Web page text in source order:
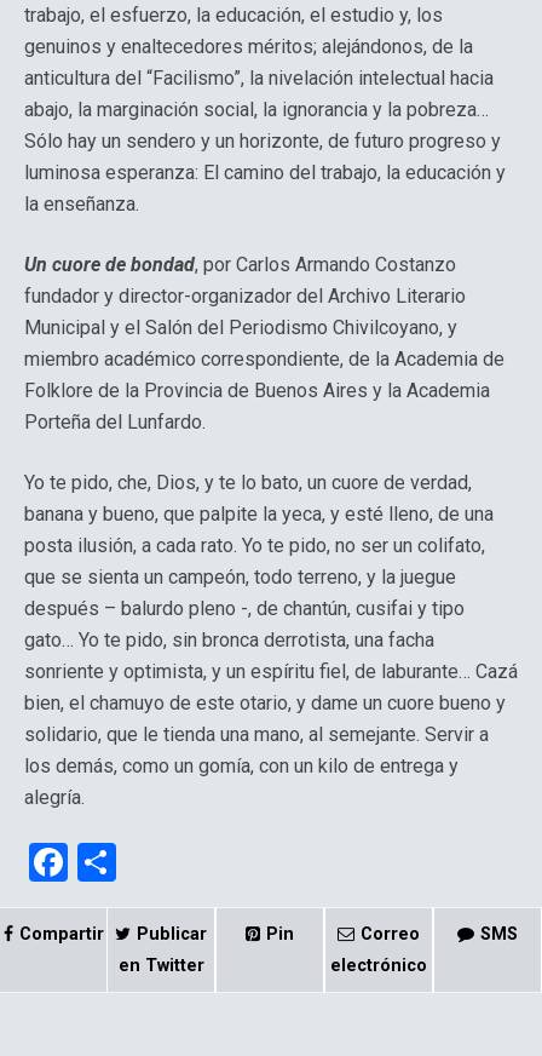
trabajo, el esfuerzo, la educación, el estudio y, los
genuinos y enaltecedores méritos; alejándonos, de la
anticultura del “Facilismo”, la nivelación intelectual hacia
abajo, la marginación social, la ignorancia y la pobreza…
Sólo hay un sendero y un horizonte, de futuro progreso y
luminosa esperanza: El camino del trabajo, la educación y
la enseñanza.
Un cuore de bondad, por Carlos Armando Costanzo
fundador y director-organizador del Archivo Literario
Municipal y el Salón del Periodismo Chivilcoyano, y
miembro académico correspondiente, de la Academia de
Folklore de la Provincia de Buenos Aires y la Academia
Porteña del Lunfardo.
Yo te pido, che, Dios, y te lo bato, un cuore de verdad,
banana y bueno, que palpite la yeca, y esté lleno, de una
posta ilusión, a cada rato. Yo te pido, no ser un colifato,
que se sienta un campeón, todo terreno, y la juegue
después – balurdo pleno -, de chantún, cusifai y tipo
gato… Yo te pido, sin bronca derrotista, una facha
sonriente y optimista, y un espíritu fiel, de laburante… Cazá
bien, el chamuyo de este otario, y dame un cuore bueno y
solidario, que le tienda una mano, al semejante. Servir a
los demás, como un gomía, con un kilo de entrega y
alegría.
F
a
ce
o
m
p
Compartir
Publicar
en Twitter
Pin
Correo
electrónico
SMS